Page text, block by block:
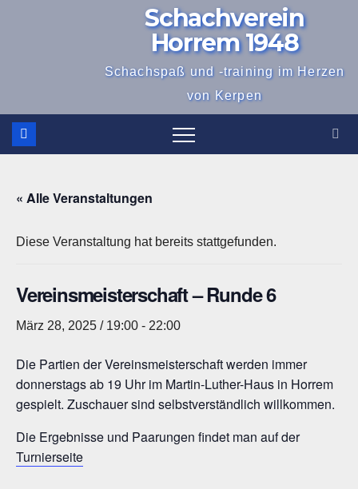
Schachverein
Horrem 1948
Schachspaß und -training im Herzen
von Kerpen
« Alle Veranstaltungen
Diese Veranstaltung hat bereits stattgefunden.
Vereinsmeisterschaft – Runde 6
März 28, 2025 / 19:00 - 22:00
Die Partien der Vereinsmeisterschaft werden immer
donnerstags ab 19 Uhr im Martin-Luther-Haus in Horrem
gespielt. Zuschauer sind selbstverständlich willkommen.
Die Ergebnisse und Paarungen findet man auf der
Turnierseite